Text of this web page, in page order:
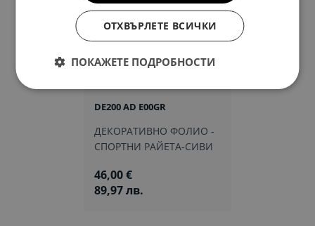
DE200 AD E00GR
ДЕКОРАТИВНО ФОЛИО -
СПОРТНИ РАЙЕТА-СИВИ
46,00 €
89,97 лв.
ОТХВЪРЛЕТЕ ВСИЧКИ
ПОКАЖЕТЕ ПОДРОБНОСТИ